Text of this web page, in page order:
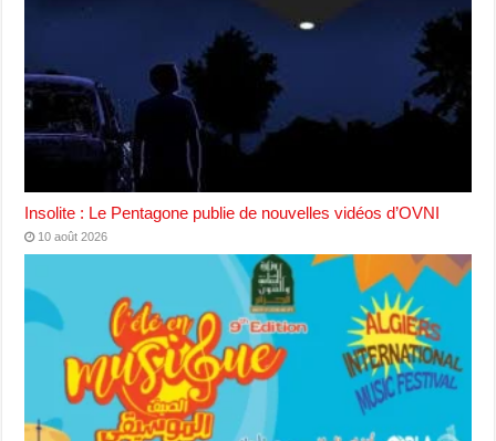
Insolite : Le Pentagone publie de nouvelles vidéos d’OVNI
10 août 2026